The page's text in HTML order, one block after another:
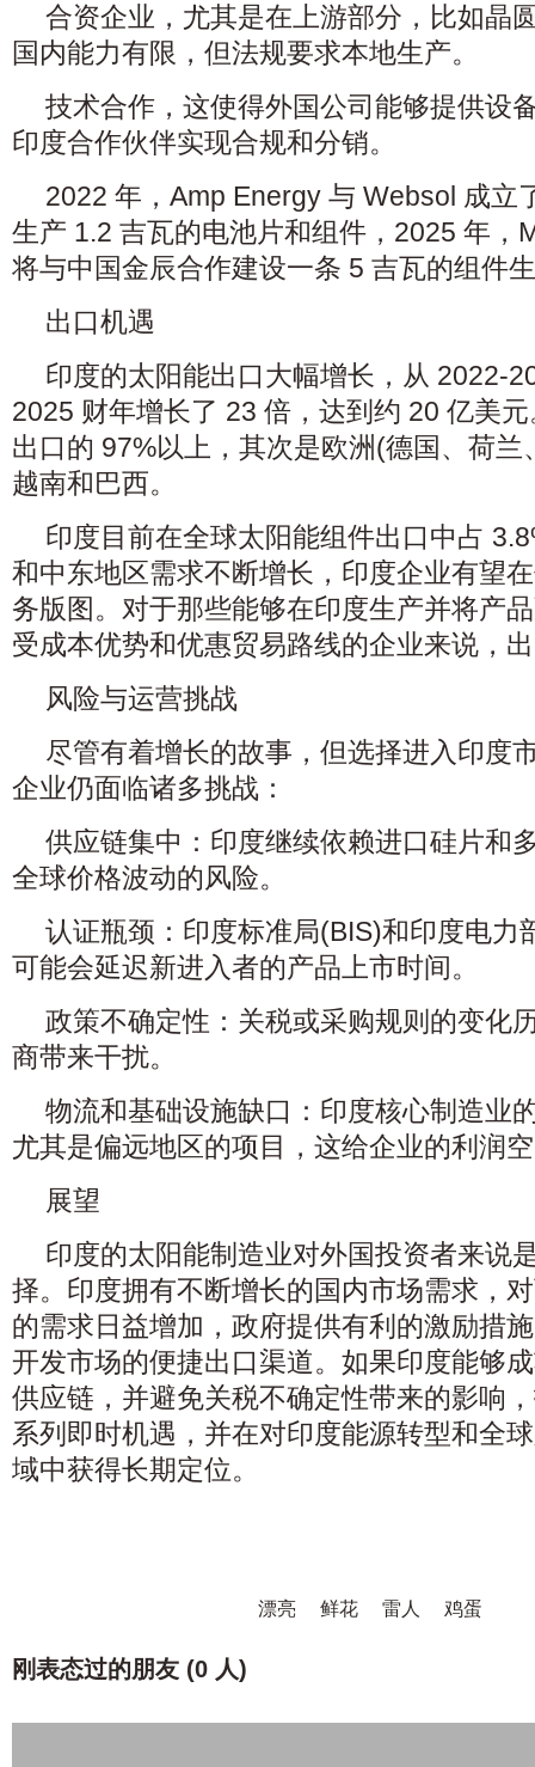
合资企业，尤其是在上游部分，比如晶
国内能力有限，但法规要求本地生产。
技术合作，这使得外国公司能够提供设
印度合作伙伴实现合规和分销。
2022 年，Amp Energy 与 Websol 成立
生产 1.2 吉瓦的电池片和组件，2025 年，
将与中国金辰合作建设一条 5 吉瓦的组件
出口机遇
印度的太阳能出口大幅增长，从 2022-
2025 财年增长了 23 倍，达到约 20 亿美
出口的 97%以上，其次是欧洲(德国、荷
越南和巴西。
印度目前在全球太阳能组件出口中占
和中东地区需求不断增长，印度企业有望
务版图。对于那些能够在印度生产并将产
受成本优势和优惠贸易路线的企业来说，
风险与运营挑战
尽管有着增长的故事，但选择进入印度
企业仍面临诸多挑战：
供应链集中：印度继续依赖进口硅片和
全球价格波动的风险。
认证瓶颈：印度标准局(BIS)和印度电力
可能会延迟新进入者的产品上市时间。
政策不确定性：关税或采购规则的变化
商带来干扰。
物流和基础设施缺口：印度核心制造业
尤其是偏远地区的项目，这给企业的利润
展望
印度的太阳能制造业对外国投资者来说
择。印度拥有不断增长的国内市场需求，
的需求日益增加，政府提供有利的激励措
开发市场的便捷出口渠道。如果印度能够
供应链，并避免关税不确定性带来的影响
系列即时机遇，并在对印度能源转型和全
域中获得长期定位。
漂亮 鲜花 雷人 鸡蛋
刚表态过的朋友 (0 人)